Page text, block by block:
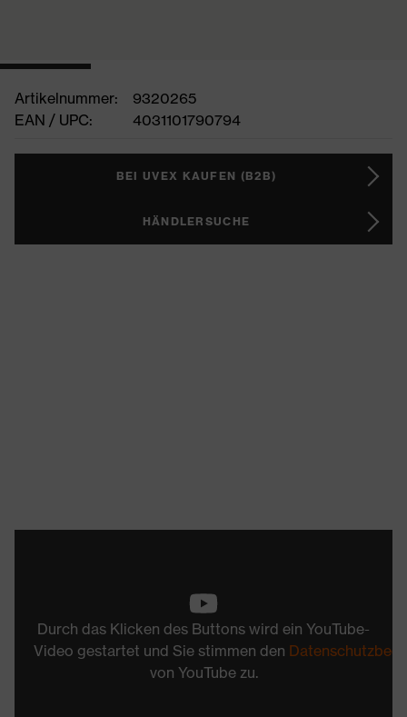
Artikelnummer:
9320265
EAN / UPC:
4031101790794
BEI UVEX KAUFEN (B2B)
HÄNDLERSUCHE
Durch das Klicken des Buttons wird ein YouTube-
Video gestartet und Sie stimmen den
von YouTube zu.